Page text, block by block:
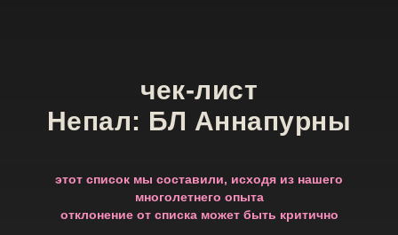
чек-лист
Непал: БЛ Аннапурны
этот список мы составили, исходя из нашего
многолетнего опыта
отклонение от списка может быть критично